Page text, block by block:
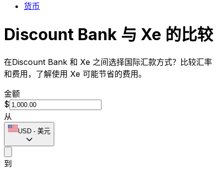
货币
Discount Bank 与 Xe 的比较
在Discount Bank 和 Xe 之间选择国际汇款方式？比较汇率
和费用，了解使用 Xe 可能节省的费用。
金额
$
从
USD - 美元
到